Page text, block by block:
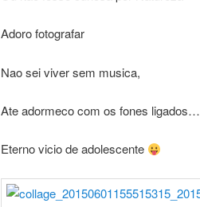
Adoro fotografar
Nao sei viver sem musica,
Ate adormeco com os fones ligados…
Eterno vicio de adolescente